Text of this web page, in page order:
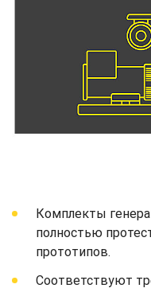
Комплекты
полностью
прототипов.
Соответствуют